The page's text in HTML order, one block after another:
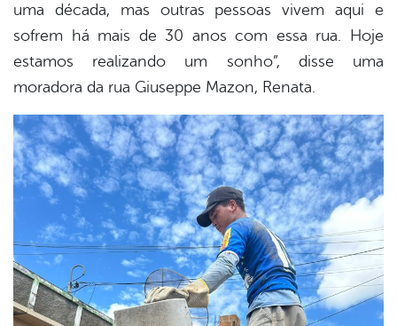
uma década, mas outras pessoas vivem aqui e
sofrem há mais de 30 anos com essa rua. Hoje
estamos realizando um sonho”, disse uma
moradora da rua Giuseppe Mazon, Renata.